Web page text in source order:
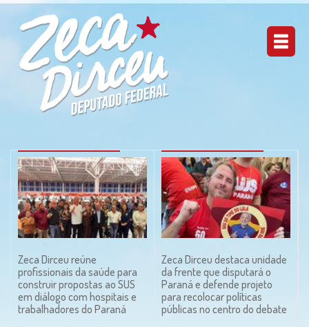
Zeca Dirceu reúne
profissionais da saúde para
construir propostas ao SUS
em diálogo com hospitais e
trabalhadores do Paraná
Zeca Dirceu destaca unidade
da frente que disputará o
Paraná e defende projeto
para recolocar políticas
públicas no centro do debate